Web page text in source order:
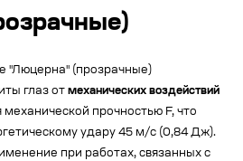
"Люцерна" (прозрачные)
глаз от механических воздействий
прочностью F, что
удару 45 м/с (0,84 Дж).
при работах, связанных с